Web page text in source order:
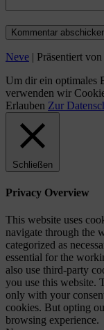
Neve | Präsentiert von
Um dir ein optimales
verwenden wir
Erlauben Zur
Schließen
Privacy Overview
This website uses
navigate through the
categorized as
essential for the
also use third-party
you use this website.
only with your
cookies. But opting
browsing experience.